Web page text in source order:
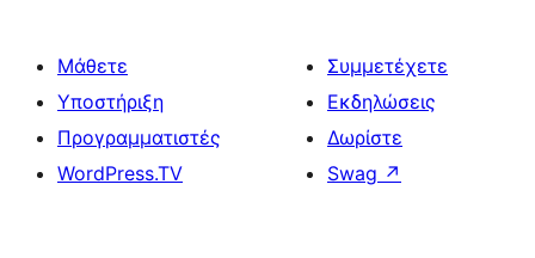
Μάθετε
Υποστήριξη
Προγραμματιστές
WordPress.TV
Συμμετέχετε
Εκδηλώσεις
Δωρίστε
Swag ↗